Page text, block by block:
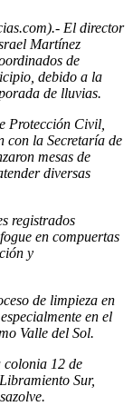
El director
Martínez
de
debido a la
de lluvias.
Protección Civil,
con la Secretaría de
mesas de
diversas
registrados
en compuertas
y
de limpieza en
en el
Valle del Sol.
colonia 12 de
Sur,